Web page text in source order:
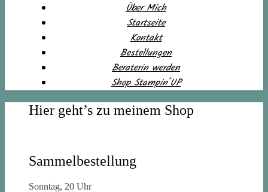
Über Mich
Startseite
Kontakt
Bestellungen
Beraterin werden
Shop Stampin´UP
Hier geht’s zu meinem Shop
Sammelbestellung
Sonntag, 20 Uhr